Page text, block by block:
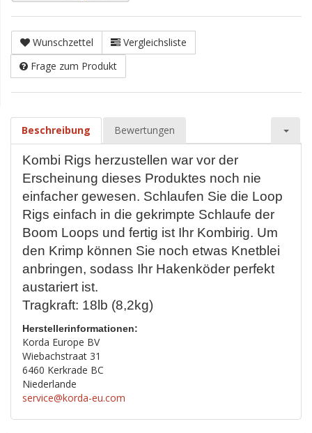
Wunschzettel
Vergleichsliste
Frage zum Produkt
Beschreibung Bewertungen
Kombi Rigs herzustellen war vor der
Erscheinung dieses Produktes noch nie
einfacher gewesen. Schlaufen Sie die Loop
Rigs einfach in die gekrimpte Schlaufe der
Boom Loops und fertig ist Ihr Kombirig. Um
den Krimp können Sie noch etwas Knetblei
anbringen, sodass Ihr Hakenköder perfekt
austariert ist.
Tragkraft: 18lb (8,2kg)
Herstellerinformationen:
Korda Europe BV
Wiebachstraat 31
6460 Kerkrade BC
Niederlande
service@korda-eu.com